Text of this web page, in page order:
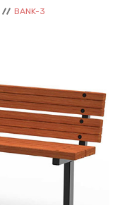
BANK-3